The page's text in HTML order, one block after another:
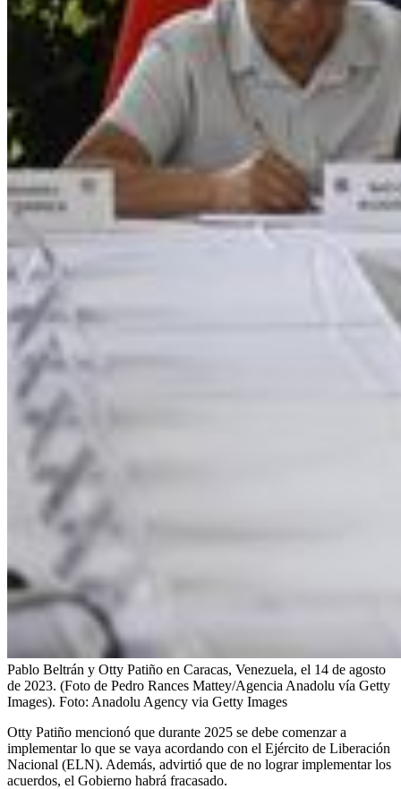
Pablo Beltrán y Otty Patiño en Caracas, Venezuela, el 14 de agosto
de 2023. (Foto de Pedro Rances Mattey/Agencia Anadolu vía Getty
Images). Foto: Anadolu Agency via Getty Images
Otty Patiño mencionó que durante 2025 se debe comenzar a
implementar lo que se vaya acordando con el Ejército de Liberación
Nacional (ELN). Además, advirtió que de no lograr implementar los
acuerdos, el Gobierno habrá fracasado.